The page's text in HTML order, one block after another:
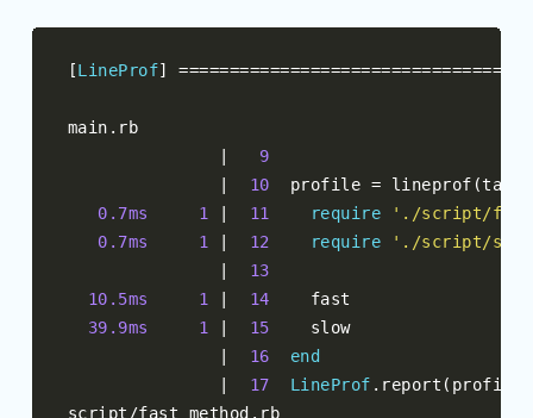
[LineProf]
main . rb
9
10
  profile
= lineprof (
0.7ms
1 11 require
'./script/
0.7ms
1 12 require
'./script/
13
10.5ms
1 14
    fast
39.9ms
1 15
    slow
16
end
17 LineProf . report ( profile
script/fast_method . rb